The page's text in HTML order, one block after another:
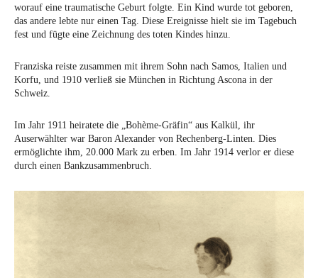
worauf eine traumatische Geburt folgte. Ein Kind wurde tot geboren,
das andere lebte nur einen Tag. Diese Ereignisse hielt sie im Tagebuch
fest und fügte eine Zeichnung des toten Kindes hinzu.
Franziska reiste zusammen mit ihrem Sohn nach Samos, Italien und
Korfu, und 1910 verließ sie München in Richtung Ascona in der
Schweiz.
Im Jahr 1911 heiratete die „Bohème-Gräfin“ aus Kalkül, ihr
Auserwählter war Baron Alexander von Rechenberg-Linten. Dies
ermöglichte ihm, 20.000 Mark zu erben. Im Jahr 1914 verlor er diese
durch einen Bankzusammenbruch.